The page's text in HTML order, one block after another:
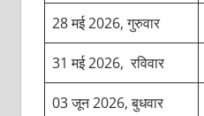
28 मई 2026, गुरुवार
31 मई 2026, रविवार
03 जून 2026, बुधवार